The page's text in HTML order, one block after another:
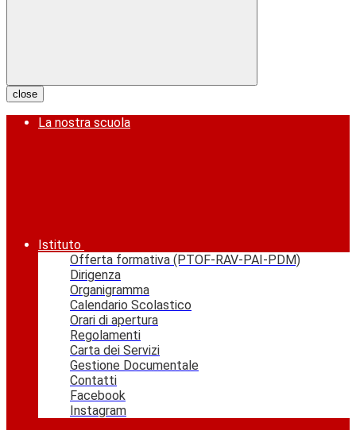
close
La nostra scuola
Istituto
Offerta formativa (PTOF-RAV-PAI-PDM)
Dirigenza
Organigramma
Calendario Scolastico
Orari di apertura
Regolamenti
Carta dei Servizi
Gestione Documentale
Contatti
Facebook
Instagram